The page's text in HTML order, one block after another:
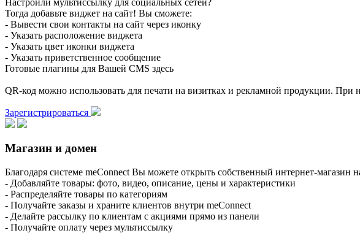
Тогда добавьте виджет на сайт! Вы сможете:
- Вывести свои контакты на сайт через иконку
- Указать расположение виджета
- Указать цвет иконки виджета
- Указать приветственное сообщение
Готовые плагины для Вашей CMS здесь
QR-код можно использовать для печати на визитках и рекламной продукции.
Зарегистрироваться
Магазин и домен
Благодаря системе meConnect Вы можете открыть собственный интернет-магазин
- Добавляйте товары: фото, видео, описание, цены и характеристики
- Распределяйте товары по категориям
- Получайте заказы и храните клиентов внутри meConnect
- Делайте рассылку по клиентам с акциями прямо из панели
- Получайте оплату через мультиссылку